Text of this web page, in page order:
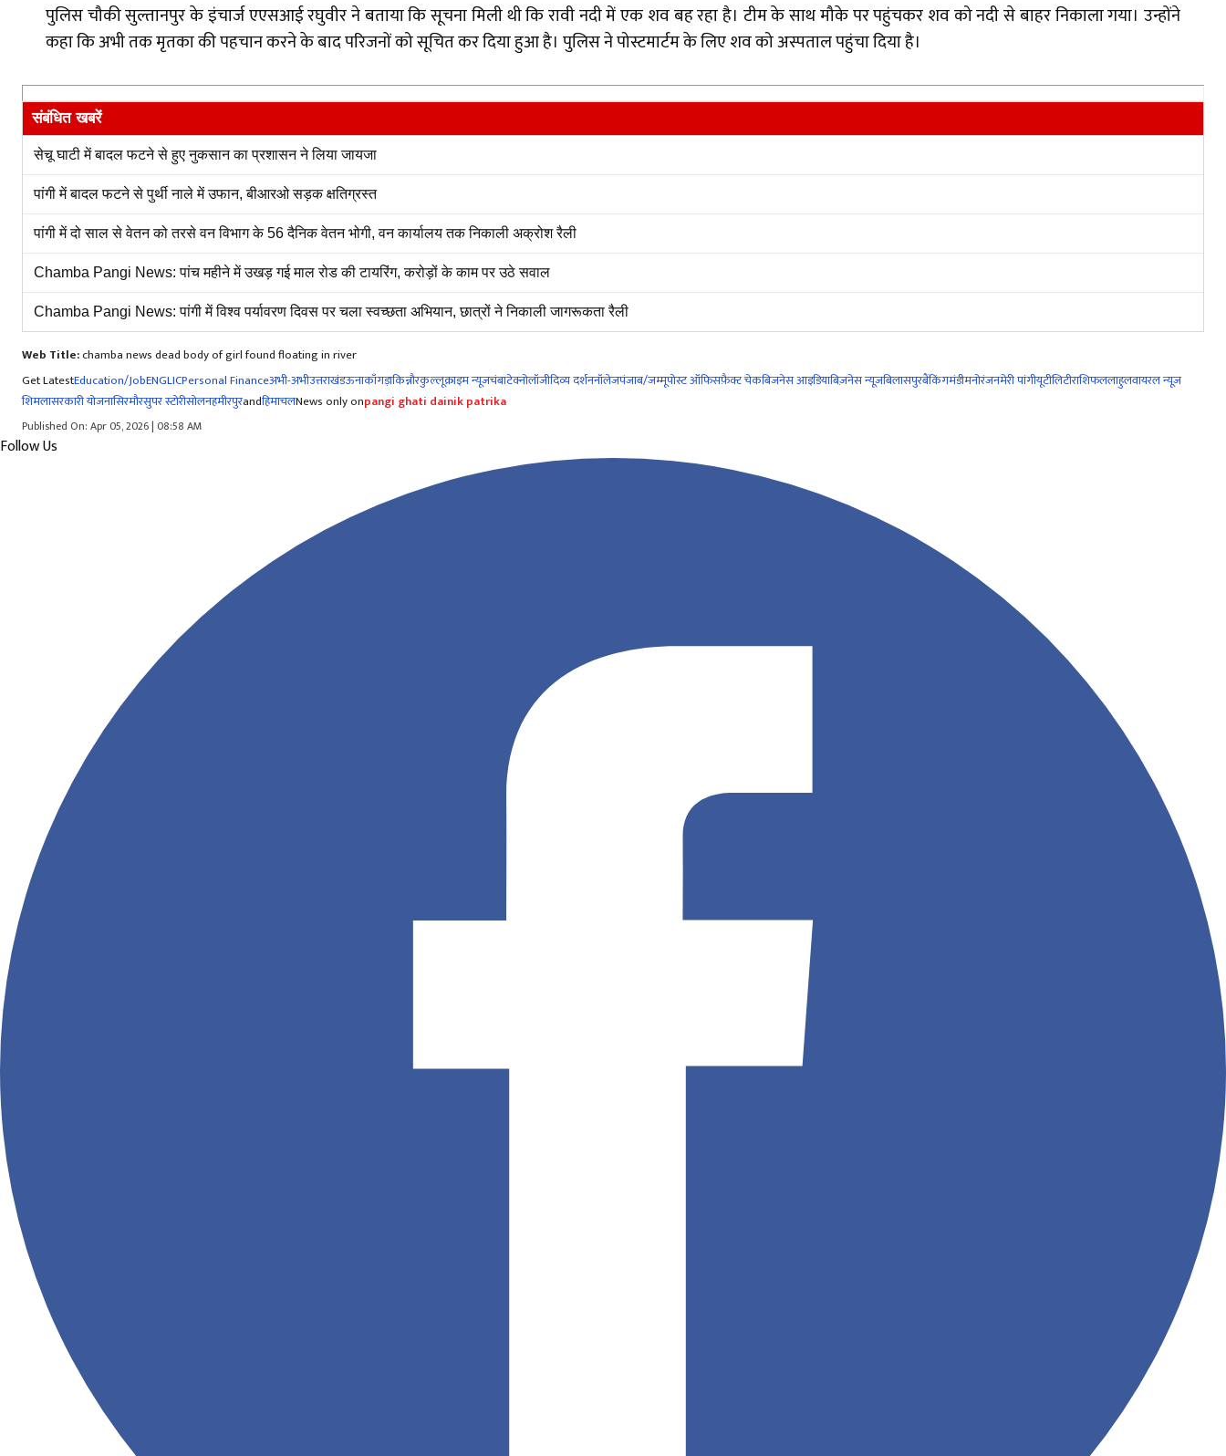
पुलिस चौकी सुल्तानपुर के इंचार्ज एएसआई रघुवीर ने बताया कि सूचना मिली थी कि रावी नदी में एक शव बह रहा है। टीम के साथ मौके पर पहुंचकर शव को नदी से बाहर निकाला गया। उन्होंने
कहा कि अभी तक मृतका की पहचान करने के बाद परिजनों को सूचित कर दिया हुआ है। पुलिस ने पोस्टमार्टम के लिए शव को अस्पताल पहुंचा दिया है।
संबंधित खबरें
सेचू घाटी में बादल फटने से हुए नुकसान का प्रशासन ने लिया जायजा
पांगी में बादल फटने से पुर्थी नाले में उफान, बीआरओ सड़क क्षतिग्रस्त
पांगी में दो साल से वेतन को तरसे वन विभाग के 56 दैनिक वेतन भोगी, वन कार्यालय तक निकाली अक्रोश रैली
Chamba Pangi News: पांच महीने में उखड़ गई माल रोड की टायरिंग, करोड़ों के काम पर उठे सवाल
Chamba Pangi News: पांगी में विश्व पर्यावरण दिवस पर चला स्वच्छता अभियान, छात्रों ने निकाली जागरूकता रैली
Web Title:chamba news dead body of girl found floating in river
Get LatestEducation/JobENGLICPersonal Financeअभी-अभीउत्तराखंडऊनाकाँगड़ाकिन्नौरकुल्लूक्राइम न्यूजचंबाटेक्नोलॉजीदिव्य दर्शननॉलेजपंजाब/जम्मूपोस्ट ऑफिसफ़ैक्ट चेकबिजनेस आइडियाबिज़नेस न्यूज़बिलासपुरबैंकिंगमंडीमनोरंजनमेरी पांगीयूटीलिटीराशिफललाहुलवायरल न्यूज़
शिमलासरकारी योजनासिरमौरसुपर स्टोरीसोलनहमीरपुरandहिमाचलNews only onpangi ghati dainik patrika
Published On: Apr 05, 2026 | 08:58 AM
Follow Us